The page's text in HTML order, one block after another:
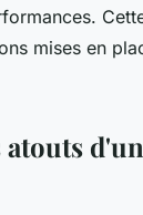
mises en
atouts